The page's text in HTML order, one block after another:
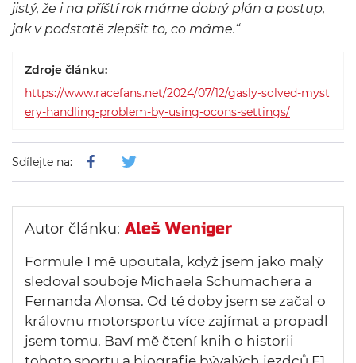
jistý, že i na příští rok máme dobrý plán a postup,
jak v podstatě zlepšit to, co máme.“
Zdroje článku:
https://www.racefans.net/2024/07/12/gasly-solved-myst
ery-handling-problem-by-using-ocons-settings/
Sdílejte na:
Autor článku: Aleš Weniger
Formule 1 mě upoutala, když jsem jako malý
sledoval souboje Michaela Schumachera a
Fernanda Alonsa. Od té doby jsem se začal o
královnu motorsportu více zajímat a propadl
jsem tomu. Baví mě čtení knih o historii